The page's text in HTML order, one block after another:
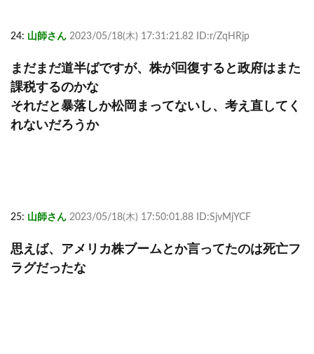
24: 山師さん 2023/05/18(木) 17:31:21.82 ID:r/ZqHRjp
まだまだ道半ばですが、株が回復すると政府はまた
課税するのかな
それだと暴落しか松岡まってないし、考え直してく
れないだろうか
25: 山師さん 2023/05/18(木) 17:50:01.88 ID:SjvMjYCF
思えば、アメリカ株ブームとか言ってたのは死亡フ
ラグだったな